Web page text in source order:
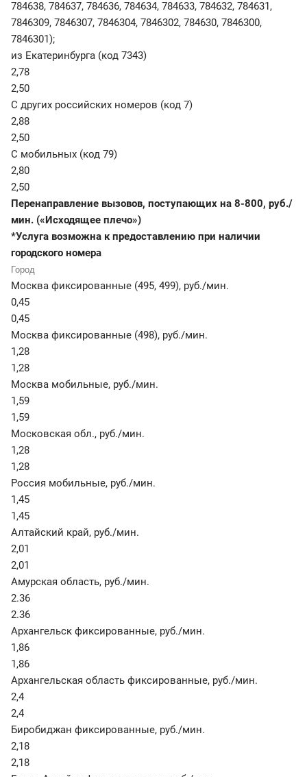
784638, 784637, 784636, 784634, 784633, 784632, 784631,
7846309, 7846307, 7846304, 7846302, 784630, 7846300,
7846301);
из Екатеринбурга (код 7343)
2,78
2,50
С других российских номеров (код 7)
2,88
2,50
С мобильных (код 79)
2,80
2,50
Перенаправление вызовов, поступающих на 8-800, руб./
мин. («Исходящее плечо»)
*Услуга возможна к предоставлению при наличии
городского номера
Москва фиксированные (495, 499), руб./мин.
0,45
0,45
Москва фиксированные (498), руб./мин.
1,28
1,28
Москва мобильные, руб./мин.
1,59
1,59
Московская обл., руб./мин.
1,28
1,28
Россия мобильные, руб./мин.
1,45
1,45
Алтайский край, руб./мин.
2,01
2,01
Амурская область, руб./мин.
2.36
2.36
Архангельск фиксированные, руб./мин.
1,86
1,86
Архангельская область фиксированные, руб./мин.
2,4
2,4
Биробиджан фиксированные, руб./мин.
2,18
2,18